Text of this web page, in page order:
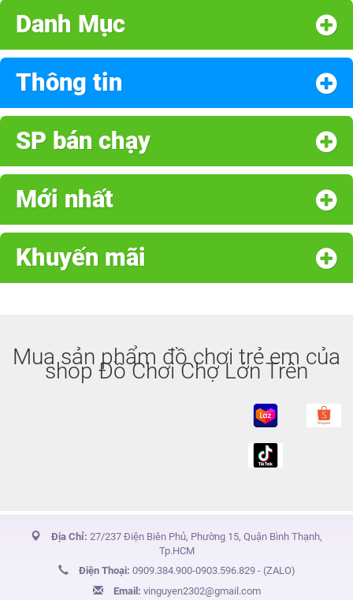
Danh Mục
Thông tin
SP bán chạy
Mới nhất
Khuyến mãi
Mua sản phẩm đồ chơi trẻ em của
shop Đồ Chơi Chợ Lớn Trên
Địa Chỉ: 27/237 Điện Biên Phủ, Phường 15, Quận Bình Thạnh,
Tp.HCM
Điện Thoại: 0909.384.900-0903.596.829- (ZALO)
Email: vinguyen2302@gmail.com